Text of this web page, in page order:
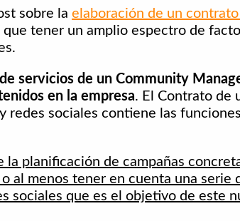
sobre la elaboración de un
que tener un amplio espectro de
servicios de un Community
en la empresa. El Contrato de
redes sociales contiene las
la planificación de campañas
al menos tener en cuenta una serie
sociales que es el objetivo de este